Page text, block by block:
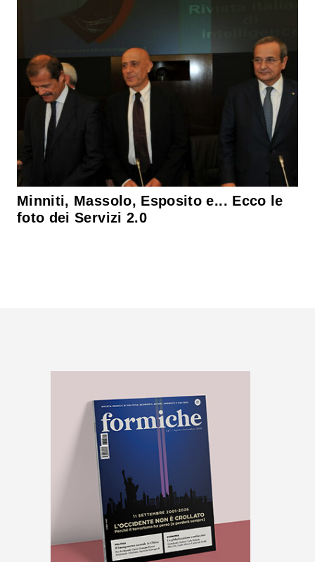
Minniti, Massolo, Esposito e... Ecco le
foto dei Servizi 2.0